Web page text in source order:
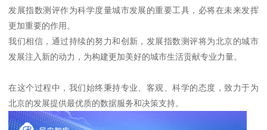
发展指数测评作为科学度量城市发展的重要工具，必将在未来发挥
更加重要的作用。
我们相信，通过持续的努力和创新，发展指数测评将为北京的城市
发展注入新的动力，为构建更加美好的城市生活贡献专业力量。
在这个过程中，我们始终秉持专业、客观、科学的态度，致力于为
北京的发展提供最优质的数据服务和决策支持。